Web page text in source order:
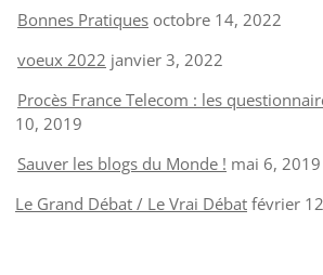
Bonnes Pratiques octobre 14, 2022
voeux 2022 janvier 3, 2022
Procès France Telecom : les
10, 2019
Sauver les blogs du Monde ! mai 6, 2019
Le Grand Débat / Le Vrai Débat février